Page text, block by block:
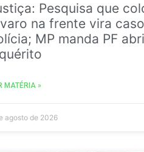
Pesquisa que
na frente vira
MP manda PF
MATÉRIA »
agosto de 2026